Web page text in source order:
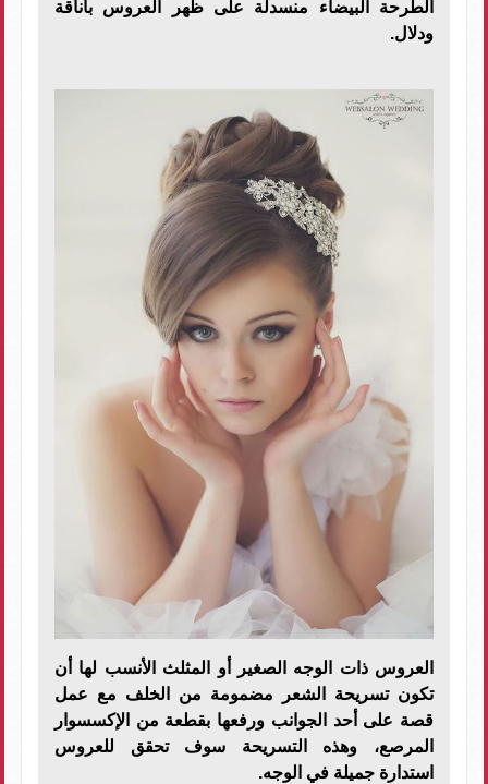
الطرحة البيضاء منسدلة على ظهر العروس بأناقة
ودلال.
العروس ذات الوجه الصغير أو المثلث الأنسب لها أن
تكون تسريحة الشعر مضمومة من الخلف مع عمل
قصة على أحد الجوانب ورفعها بقطعة من الإكسسوار
المرصع، وهذه التسريحة سوف تحقق للعروس
استدارة جميلة في الوجه.